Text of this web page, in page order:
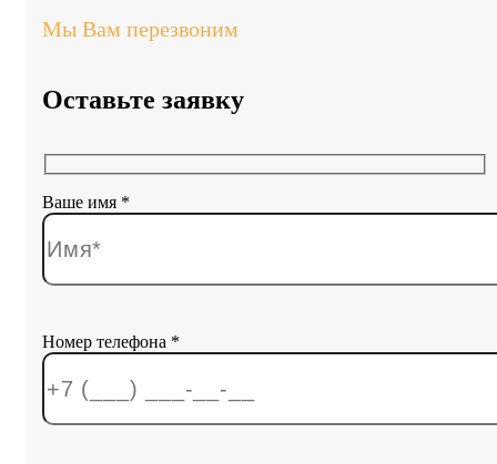
Мы Вам перезвоним
Оставьте заявку
Ваше имя *
Номер телефона *